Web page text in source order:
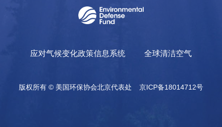
应对气候变化政策信息系统 全球清洁空气
版权所有 © 美国环保协会北京代表处 京ICP备18014712号